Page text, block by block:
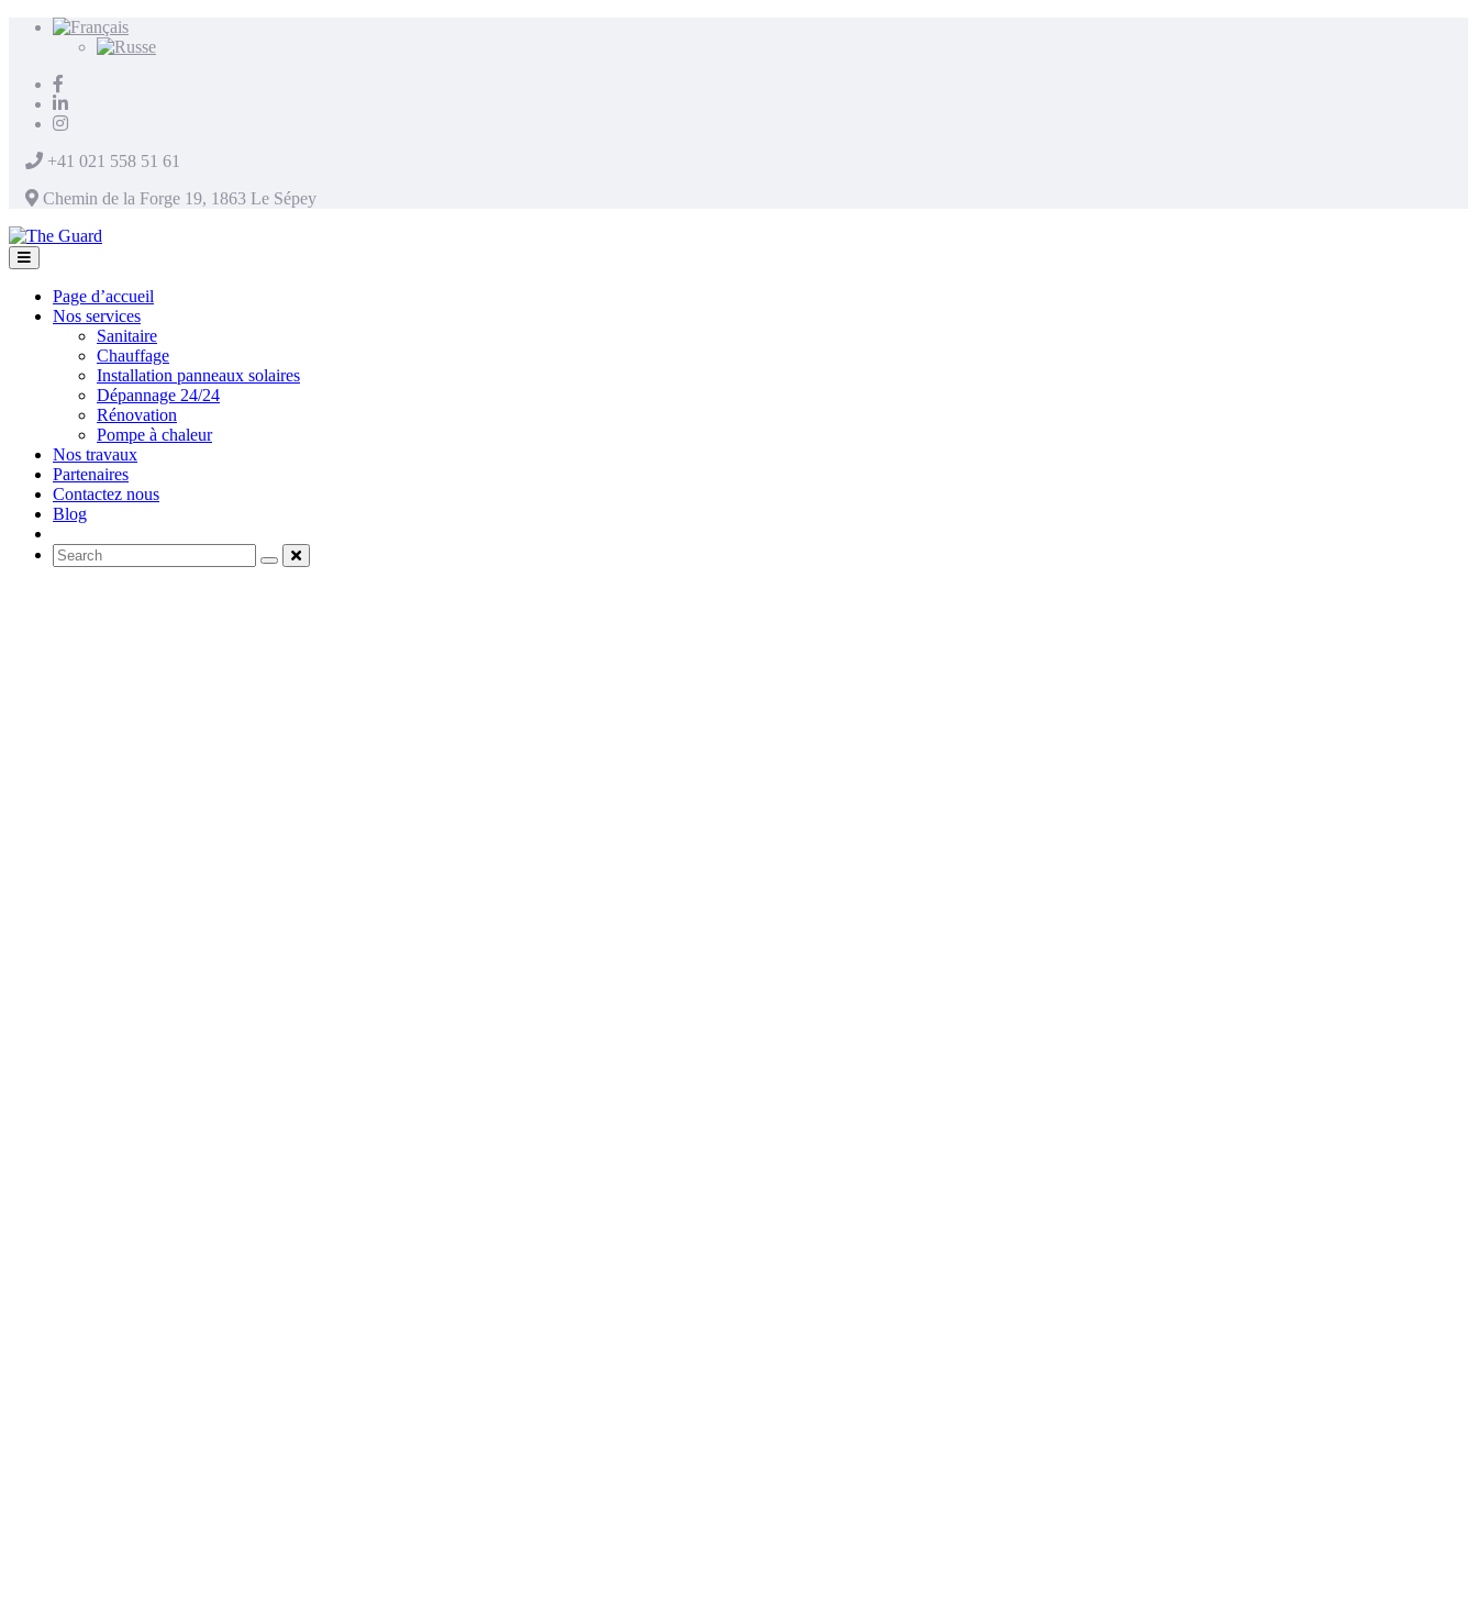
+41 021 558 51 61
Chemin de la Forge 19, 1863 Le Sépey
Page d’accueil
Nos services
Sanitaire
Chauffage
Installation panneaux solaires
Dépannage 24/24
Rénovation
Pompe à chaleur
Nos travaux
Partenaires
Contactez nous
Blog